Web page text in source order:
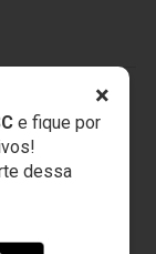
×
e fique por
dessa